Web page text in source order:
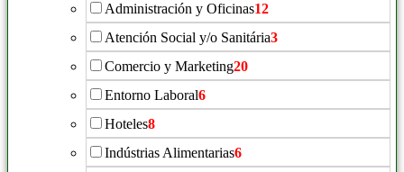
Administración y Oficinas12
Atención Social y/o Sanitária3
Comercio y Marketing20
Entorno Laboral6
Hoteles8
Indústrias Alimentarias6